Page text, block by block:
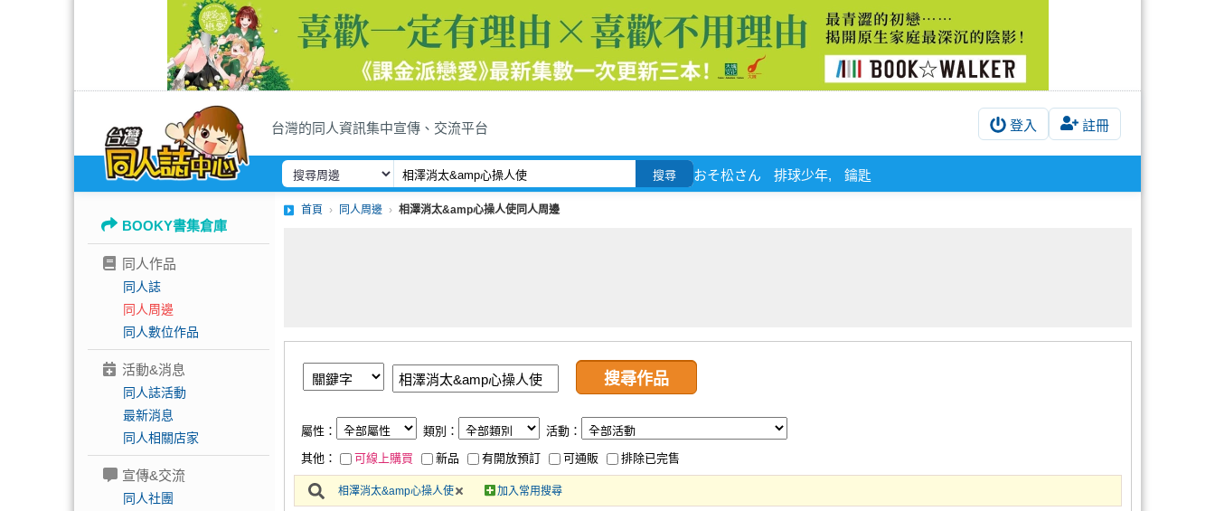
台灣的同人資訊集中宣傳、交流平台 登入 註冊
搜尋 おそ松さん 排球少年, 鑰匙
BOOKY書集倉庫
同人作品
同人誌
同人周邊
同人數位作品
活動&消息
同人誌活動
最新消息
同人相關店家
宣傳&交流
同人社團
首頁 同人周邊 相澤消太&amp心操人使同人周邊
屬性： 類別：
活動：
其他：
可線上購買 新品 有開放預訂 可通販 排除已完售
相澤消太&amp心操人使 加入常用搜尋